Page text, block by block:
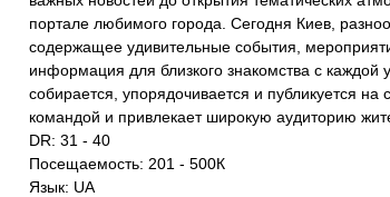
портале любимого города. Сегодня Киев,
содержащее удивительные события,
информация для близкого знакомства с каждой
собирается, упорядочивается и публикуется на
командой и привлекает широкую аудиторию
DR: 31 - 40
Посещаемость: 201 - 500К
Язык: UA